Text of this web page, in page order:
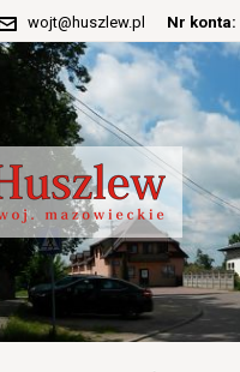
wojt@huszlew.pl Nr konta: